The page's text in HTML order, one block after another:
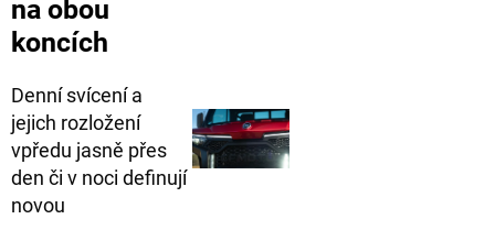
na obou
koncích
Denní svícení a
jejich rozložení
vpředu jasně přes
den či v noci definují
novou